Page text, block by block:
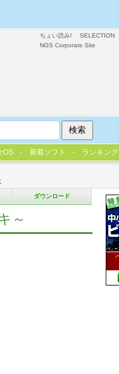
ダウンロード
～
ちょい読み! SELECTION
NGS Corporate Site
OS 新着ソフト ランキング